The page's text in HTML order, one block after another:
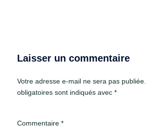
Laisser un commentaire
Votre adresse e-mail ne sera pas publiée.
obligatoires sont indiqués avec *
Commentaire *